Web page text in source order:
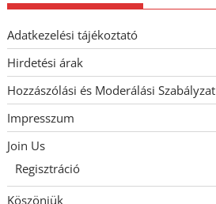
Adatkezelési tájékoztató
Hirdetési árak
Hozzászólási és Moderálási Szabályzat
Impresszum
Join Us
Regisztráció
Köszönjük